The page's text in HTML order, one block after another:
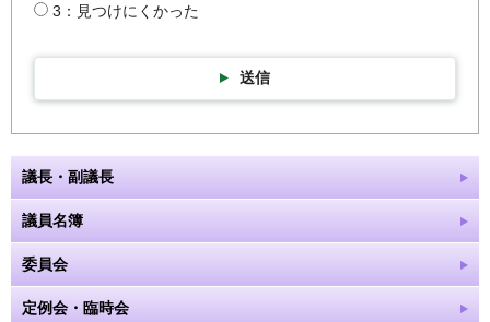
3：見つけにくかった
送信
議長・副議長
議員名簿
委員会
定例会・臨時会